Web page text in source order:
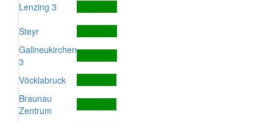
Lenzing 3
Steyr
Gallneukirchen
3
Vöcklabruck
Braunau
Zentrum